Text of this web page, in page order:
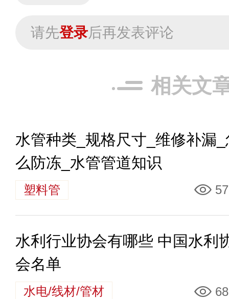
请先登录后再发表评论
相关文
水管种类_规格尺寸_维修补漏_
么防冻_水管管道知识
塑料管
水利行业协会有哪些 中国水利
会名单
水电/线材/管材